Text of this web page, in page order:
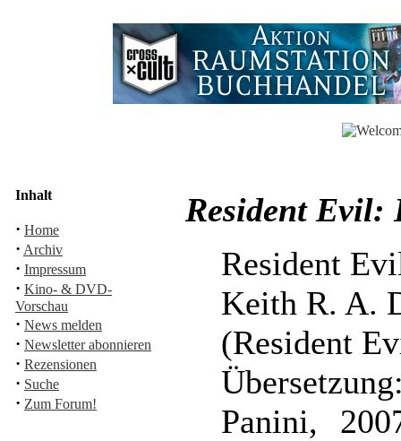
Inhalt
· Home
· Archiv
· Impressum
· Kino- & DVD-
Vorschau
· News melden
· Newsletter abonnieren
· Rezensionen
· Suche
· Zum Forum!
Resident Evil:
Resident
Keith R. A.
(Resident
Panini,